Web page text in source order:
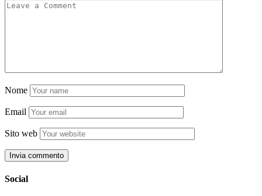
Nome
Email
Sito web
Social